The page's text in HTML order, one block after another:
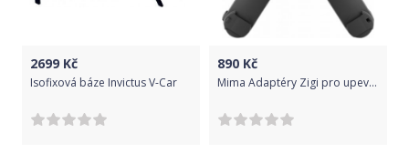
2699 Kč
Isofixová báze Invictus V-Car
890 Kč
Mima Adaptéry Zigi pro upevnění autosedačky